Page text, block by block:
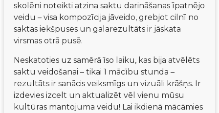
skolēni noteikti atzina saktu darināšanas īpatnējo
veidu – visa kompozīcija jāveido, grebjot cilnī no
saktas iekšpuses un galarezultāts ir jāskata
virsmas otrā pusē.
Neskatoties uz samērā īso laiku, kas bija atvēlēts
saktu veidošanai – tikai 1 mācību stunda –
rezultāts ir sanācis veiksmīgs un vizuāli krāšņs. Ir
izdevies izcelt un aktualizēt vēl vienu mūsu
kultūras mantojuma veidu! Lai ikdienā mācāmies